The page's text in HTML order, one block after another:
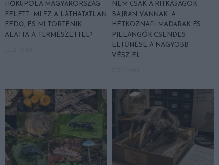
HŐKUPOLA MAGYARORSZÁG
FELETT: MI EZ A LÁTHATATLAN
FEDŐ, ÉS MI TÖRTÉNIK
ALATTA A TERMÉSZETTEL?
NEM CSAK A RITKASÁGOK
BAJBAN VANNAK: A
HÉTKÖZNAPI MADARAK ÉS
PILLANGÓK CSENDES
ELTŰNÉSE A NAGYOBB
VÉSZJEL